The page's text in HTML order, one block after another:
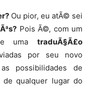
Ou pior, eu atÃ© sei
Pois Ã©, com um
uma traduÃ§Ã£o
por seu novo
possibilidades de
de qualquer lugar do